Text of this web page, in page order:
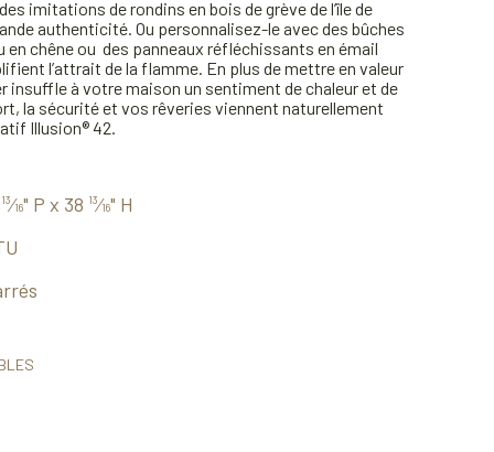
imitations de rondins en bois de grève de l’île de
authenticité. Ou personnalisez-le avec des bûches
en chêne ou des panneaux réfléchissants en émail
l’attrait de la flamme. En plus de mettre en valeur
insuffle à votre maison un sentiment de chaleur et de
la sécurité et vos rêveries viennent naturellement
Illusion® 42.
13⁄16" P x 38 13⁄16" H